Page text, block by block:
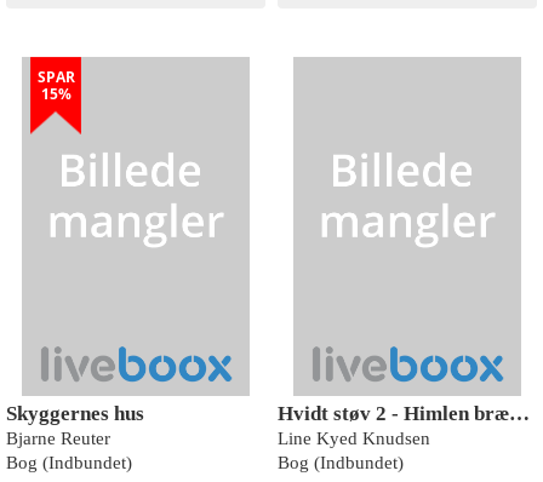
SPAR
15%
Skyggernes hus
Bjarne Reuter
Bog (Indbundet)
Hvidt støv 2 - Himlen brænder
Line Kyed Knudsen
Bog (Indbundet)